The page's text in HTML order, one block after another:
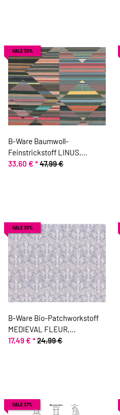
SALE 30%
B-Ware Baumwoll-
Feinstrickstoff LINUS,
Streifen-Rauten, Hilco
33,60 € *47,99 €
SALE 30%
B-Ware Bio-Patchworkstoff
MEDIEVAL FLEUR,
Wappenlilie, grau-wollweiß,
17,49 € *24,99 €
SALE 37%